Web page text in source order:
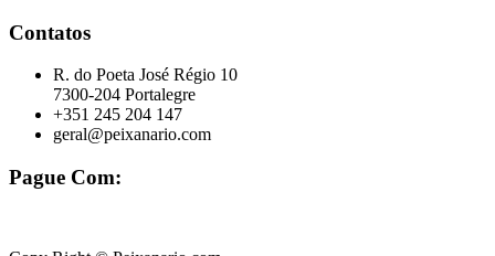
Contatos
R. do Poeta José Régio 10
7300-204 Portalegre
+351 245 204 147
geral@peixanario.com
Pague Com: